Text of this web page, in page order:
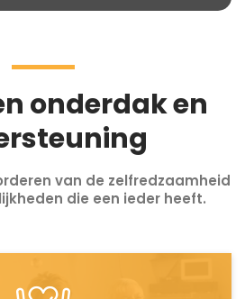
onderdak en
van de zelfredzaamheid
die een ieder heeft.